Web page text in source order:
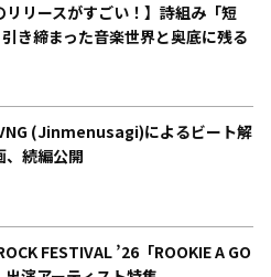
リリースがすごい！】詩組み「短
き締まった音楽世界と奥底に残る
(Jinmenusagi)によるビート解
、続編公開
FESTIVAL ’26「ROOKIE A GO